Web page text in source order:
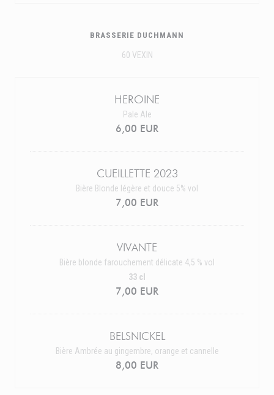
BRASSERIE DUCHMANN
60 VEXIN
HEROINE
Pale Ale
6,00 EUR
CUEILLETTE 2023
Bière Blonde légère et douce 5% vol
7,00 EUR
VIVANTE
Bière blonde farouchement délicate 4,5 % vol
7,00 EUR
33 cl
BELSNICKEL
Bière Ambrée au gingembre, orange et cannelle
8,00 EUR